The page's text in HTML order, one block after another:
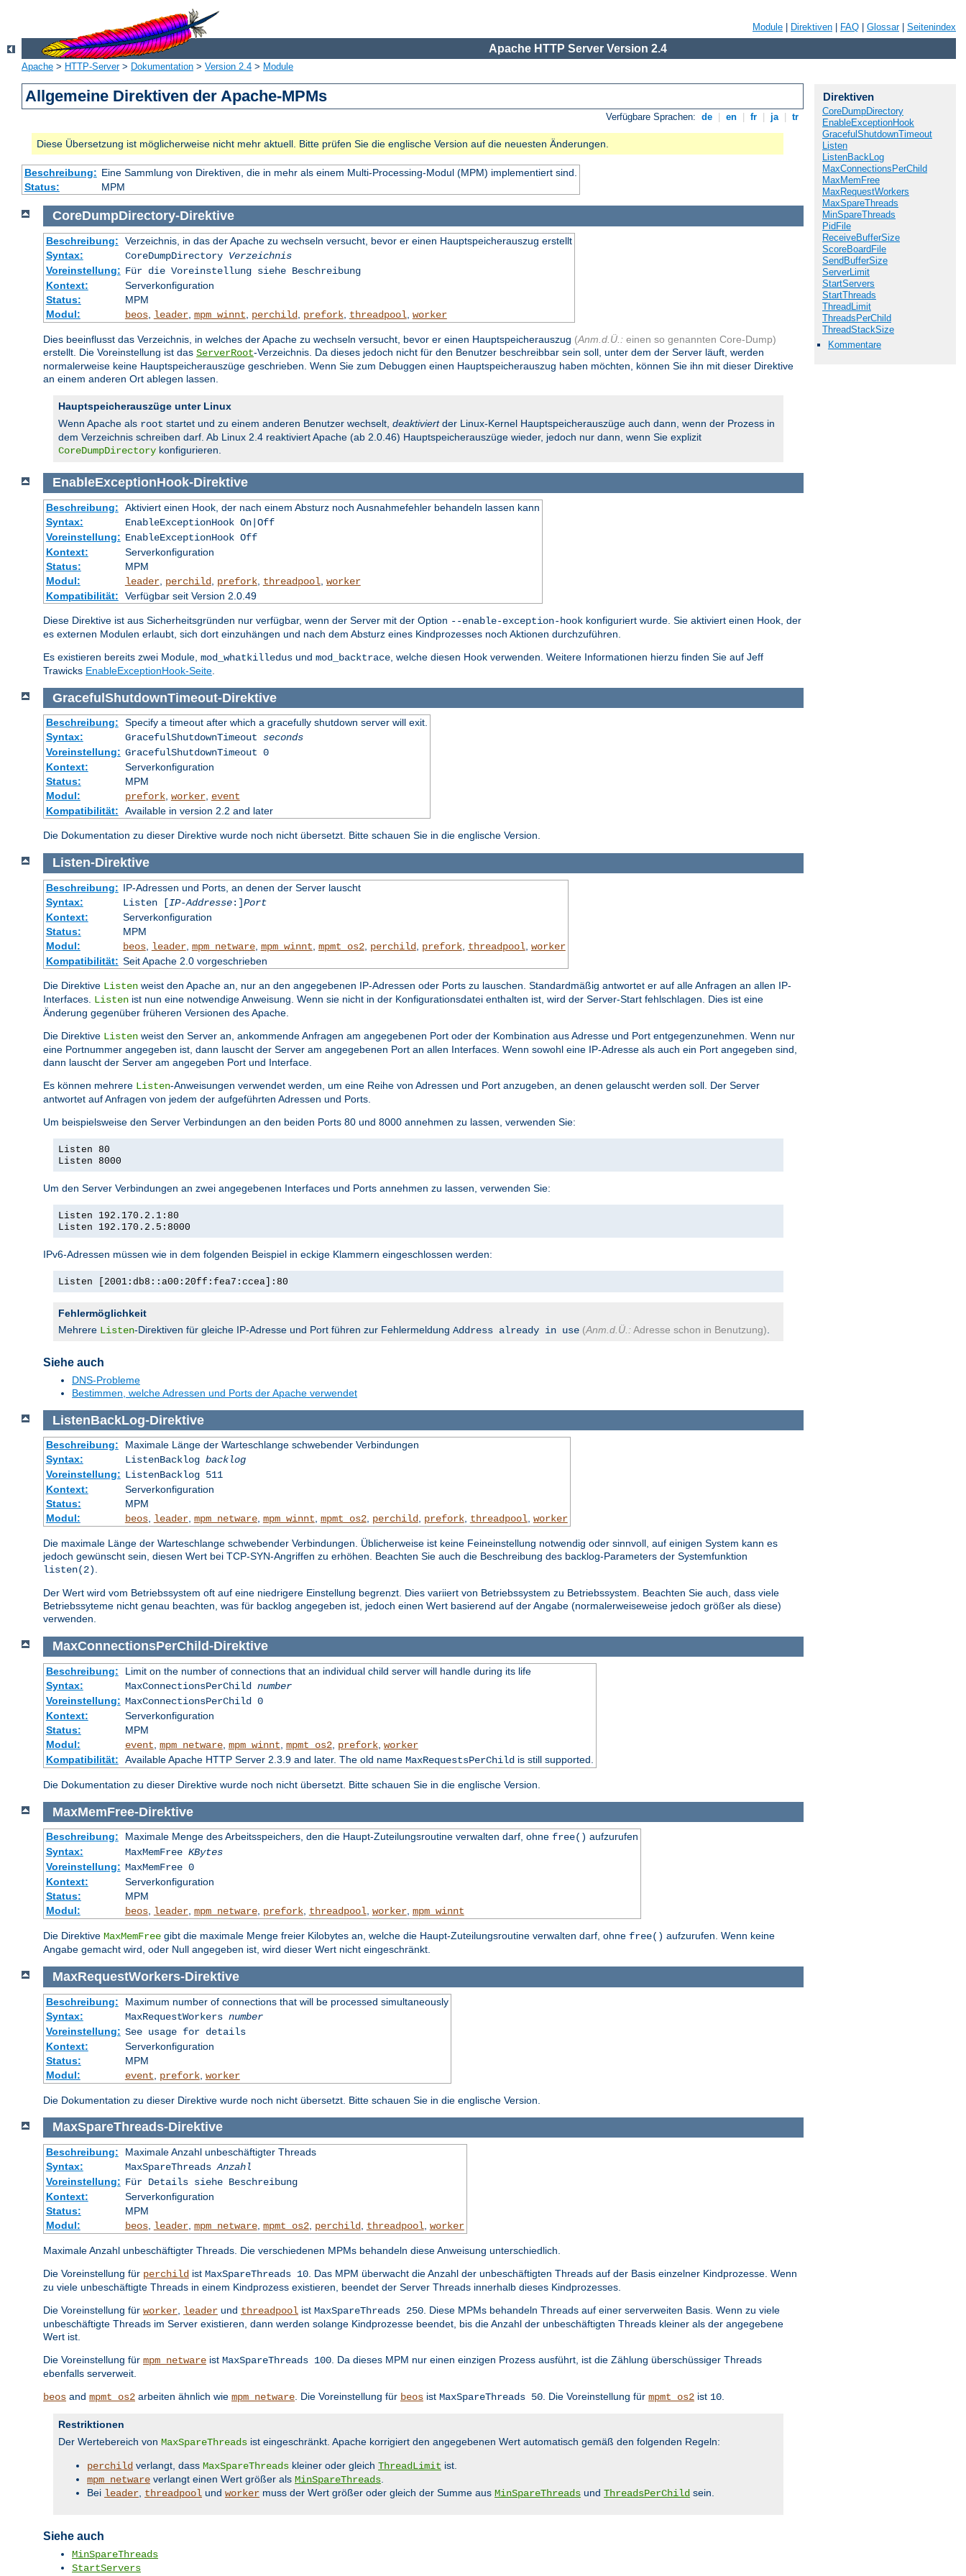
Module Direktiven FAQ Glossar| Seitenindex
Apache HTTP Server Version 2.4
Apache > HTTP-Server> Dokumentation > Version 2.4 > Module
Allgemeine Direktiven der Apache-MPMs
Verfügbare Sprachen: de en fr ja tr
Diese Übersetzung ist möglicherweise nicht mehr aktuell. Bitte prüfen Sie die englische Version auf die neuesten Änderungen.
Beschreibung: Eine Sammlung von Direktiven, die in mehr als einem Multi-Processing-Modul (MPM) implementiert sind.
Status:
MPM
Direktiven
CoreDumpDirectory
EnableExceptionHook
GracefulShutdownTimeout
Listen
ListenBackLog
MaxConnectionsPerChild
MaxMemFree
MaxRequestWorkers
MaxSpareThreads
MinSpareThreads
PidFile
ReceiveBufferSize
ScoreBoardFile
SendBufferSize
ServerLimit
StartServers
StartThreads
ThreadLimit
ThreadsPerChild
ThreadStackSize
Kommentare
CoreDumpDirectory-Direktive
Beschreibung:
Verzeichnis, in das der Apache zu wechseln versucht, bevor er einen Hauptspeicherauszug erstellt
Syntax:
CoreDumpDirectory Verzeichnis
Voreinstellung: Für die Voreinstellung siehe Beschreibung
Kontext:
Serverkonfiguration
Status:
MPM
Modul:
beos, leader, mpm_winnt perchild, prefork, threadpool worker
Dies beeinflusst das Verzeichnis, in welches der Apache zu wechseln versucht, bevor er einen Hauptspeicherauszug (Anm.d.Ü.: einen so genannten Core-Dump)
erstellt. Die Voreinstellung ist das ServerRoot-Verzeichnis. Da dieses jedoch nicht für den Benutzer beschreibbar sein soll, unter dem der Server läuft, werden
normalerweise keine Hauptspeicherauszüge geschrieben. Wenn Sie zum Debuggen einen Hauptspeicherauszug haben möchten, können Sie ihn mit dieser Direktive
an einem anderen Ort ablegen lassen.
Hauptspeicherauszüge unter Linux
Wenn Apache als root startet und zu einem anderen Benutzer wechselt, deaktiviertder Linux-Kernel Hauptspeicherauszüge auch dann, wenn der Prozess in
dem Verzeichnis schreiben darf. Ab Linux 2.4 reaktiviert Apache (ab 2.0.46) Hauptspeicherauszüge wieder, jedoch nur dann, wenn Sie explizit
CoreDumpDirectory konfigurieren.
EnableExceptionHook-Direktive
Beschreibung:
Aktiviert einen Hook, der nach einem Absturz noch Ausnahmefehler behandeln lassen kann
Syntax:
EnableExceptionHook On|Off
Voreinstellung: EnableExceptionHook Off
Kontext:
Serverkonfiguration
Status:
MPM
Modul:
leader, perchild, prefork, threadpool worker
Kompatibilität:
Verfügbar seit Version 2.0.49
Diese Direktive ist aus Sicherheitsgründen nur verfügbar, wenn der Server mit der Option --enable-exception-hook konfiguriert wurde. Sie aktiviert einen Hook, der
es externen Modulen erlaubt, sich dort einzuhängen und nach dem Absturz eines Kindprozesses noch Aktionen durchzuführen.
Es existieren bereits zwei Module, mod_whatkilledus und mod_backtrace , welche diesen Hook verwenden. Weitere Informationen hierzu finden Sie auf Jeff
Trawicks EnableExceptionHook-Seite
GracefulShutdownTimeout-Direktive
Beschreibung:
Specify a timeout after which a gracefully shutdown server will exit.
Syntax:
GracefulShutdownTimeout seconds
Voreinstellung: GracefulShutdownTimeout 0
Kontext:
Serverkonfiguration
Status:
MPM
Modul:
prefork, worker, event
Kompatibilität:
Available in version 2.2 and later
Die Dokumentation zu dieser Direktive wurde noch nicht übersetzt. Bitte schauen Sie in die englische Version.
Listen-Direktive
Beschreibung: IP-Adressen und Ports, an denen der Server lauscht
Syntax:
Listen [IP-Addresse:]Port
Kontext:
Serverkonfiguration
Status:
MPM
Modul:
beos, leader, mpm_netware, mpm_winnt mpmt_os2, perchild, prefork, threadpool worker
Kompatibilität: Seit Apache 2.0 vorgeschrieben
Die Direktive Listen weist den Apache an, nur an den angegebenen IP-Adressen oder Ports zu lauschen. Standardmäßig antwortet er auf alle Anfragen an allen IP-
Interfaces. Listen ist nun eine notwendige Anweisung. Wenn sie nicht in der Konfigurationsdatei enthalten ist, wird der Server-Start fehlschlagen. Dies ist eine
Änderung gegenüber früheren Versionen des Apache.
Die Direktive Listen weist den Server an, ankommende Anfragen am angegebenen Port oder der Kombination aus Adresse und Port entgegenzunehmen. Wenn nur
eine Portnummer angegeben ist, dann lauscht der Server am angegebenen Port an allen Interfaces. Wenn sowohl eine IP-Adresse als auch ein Port angegeben sind,
dann lauscht der Server am angegeben Port und Interface.
Es können mehrere Listen-Anweisungen verwendet werden, um eine Reihe von Adressen und Port anzugeben, an denen gelauscht werden soll. Der Server
antwortet auf Anfragen von jedem der aufgeführten Adressen und Ports.
Um beispielsweise den Server Verbindungen an den beiden Ports 80 und 8000 annehmen zu lassen, verwenden Sie:
Listen 80
Listen 8000
Um den Server Verbindungen an zwei angegebenen Interfaces und Ports annehmen zu lassen, verwenden Sie:
Listen 192.170.2.1:80
Listen 192.170.2.5:8000
IPv6-Adressen müssen wie in dem folgenden Beispiel in eckige Klammern eingeschlossen werden:
Listen [2001:db8::a00:20ff:fea7:ccea]:80
Fehlermöglichkeit
Mehrere Listen-Direktiven für gleiche IP-Adresse und Port führen zur Fehlermeldung Address already in use (Anm.d.Ü.: Adresse schon in Benutzung)
Siehe auch
DNS-Probleme
Bestimmen, welche Adressen und Ports der Apache verwendet
ListenBackLog-Direktive
Beschreibung:
Maximale Länge der Warteschlange schwebender Verbindungen
Syntax:
ListenBacklog backlog
Voreinstellung: ListenBacklog 511
Kontext:
Serverkonfiguration
Status:
MPM
Modul:
beos, leader, mpm_netware, mpm_winnt, mpmt_os2, perchild, prefork, threadpool, worker
Die maximale Länge der Warteschlange schwebender Verbindungen. Üblicherweise ist keine Feineinstellung notwendig oder sinnvoll, auf einigen System kann es
jedoch gewünscht sein, diesen Wert bei TCP-SYN-Angriffen zu erhöhen. Beachten Sie auch die Beschreibung des backlog-Parameters der Systemfunktion
listen(2).
Der Wert wird vom Betriebssystem oft auf eine niedrigere Einstellung begrenzt. Dies variiert von Betriebssystem zu Betriebssystem. Beachten Sie auch, dass viele
Betriebssyteme nicht genau beachten, was für backlog angegeben ist, jedoch einen Wert basierend auf der Angabe (normalerweiseweise jedoch größer als diese)
verwenden.
MaxConnectionsPerChild-Direktive
Beschreibung:
Limit on the number of connections that an individual child server will handle during its life
Syntax:
MaxConnectionsPerChild number
Voreinstellung: MaxConnectionsPerChild 0
Kontext:
Serverkonfiguration
Status:
MPM
Modul:
event mpm_netware, mpm_winnt mpmt_os2, prefork, worker
Kompatibilität:
Available Apache HTTP Server 2.3.9 and later. The old name MaxRequestsPerChildis still supported.
Die Dokumentation zu dieser Direktive wurde noch nicht übersetzt. Bitte schauen Sie in die englische Version.
MaxMemFree-Direktive
Beschreibung: Maximale Menge des Arbeitsspeichers, den die Haupt-Zuteilungsroutine verwalten darf, ohne free() aufzurufen
Syntax:
MaxMemFree KBytes
Voreinstellung: MaxMemFree 0
Kontext:
Serverkonfiguration
Status:
MPM
Modul:
beos, leader, mpm_netware, prefork, threadpool worker, mpm_winnt
Die Direktive MaxMemFree gibt die maximale Menge freier Kilobytes an, welche die Haupt-Zuteilungsroutine verwalten darf, ohne free() aufzurufen. Wenn keine
Angabe gemacht wird, oder Null angegeben ist, wird dieser Wert nicht eingeschränkt.
MaxRequestWorkers-Direktive
Beschreibung:
Maximum number of connections that will be processed simultaneously
Syntax:
MaxRequestWorkers number
Voreinstellung: See usage for details
Kontext:
Serverkonfiguration
Status:
MPM
Modul:
event prefork, worker
Die Dokumentation zu dieser Direktive wurde noch nicht übersetzt. Bitte schauen Sie in die englische Version.
MaxSpareThreads-Direktive
Beschreibung:
Maximale Anzahl unbeschäftigter Threads
Syntax:
MaxSpareThreadsAnzahl
Voreinstellung: Für Details siehe Beschreibung
Kontext:
Serverkonfiguration
Status:
MPM
Modul:
beos, leader, mpm_netware, mpmt_os2, perchild, threadpool worker
Maximale Anzahl unbeschäftigter Threads. Die verschiedenen MPMs behandeln diese Anweisung unterschiedlich.
Die Voreinstellung für perchild ist MaxSpareThreads 10 . Das MPM überwacht die Anzahl der unbeschäftigten Threads auf der Basis einzelner Kindprozesse. Wenn
zu viele unbeschäftigte Threads in einem Kindprozess existieren, beendet der Server Threads innerhalb dieses Kindprozesses.
Die Voreinstellung für worker leader und threadpool ist MaxSpareThreads 250 . Diese MPMs behandeln Threads auf einer serverweiten Basis. Wenn zu viele
unbeschäftigte Threads im Server existieren, dann werden solange Kindprozesse beendet, bis die Anzahl der unbeschäftigten Threads kleiner als der angegebene
Wert ist.
Die Voreinstellung für mpm_netware ist MaxSpareThreads 100 . Da dieses MPM nur einen einzigen Prozess ausführt, ist die Zählung überschüssiger Threads
ebenfalls serverweit.
beos and mpmt_os2 arbeiten ähnlich wie mpm_netware . Die Voreinstellung für beos ist MaxSpareThreads 50 . Die Voreinstellung für mpmt_os2 ist 10
Restriktionen
Der Wertebereich von MaxSpareThreads ist eingeschränkt. Apache korrigiert den angegebenen Wert automatisch gemäß den folgenden Regeln:
perchild verlangt, dass MaxSpareThreads kleiner oder gleich ThreadLimit ist.
mpm_netware verlangt einen Wert größer als MinSpareThreads
Bei leader threadpool und worker muss der Wert größer oder gleich der Summe aus MinSpareThreads und ThreadsPerChild sein.
Siehe auch
MinSpareThreads
StartServers